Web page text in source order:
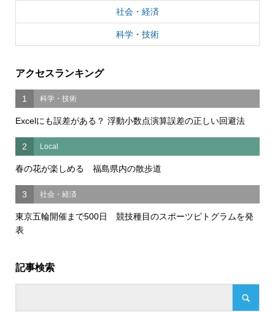
社会・経済
科学・技術
アクセスランキング
1 科学・技術
Excelにも誤差がある？ 浮動小数点演算誤差の正しい回避法
2 Local
春の花が楽しめる 福島県内の散歩道
3 社会・経済
東京五輪開催まで500日 競技種目のスポーツピトグラムを発
表
記事検索